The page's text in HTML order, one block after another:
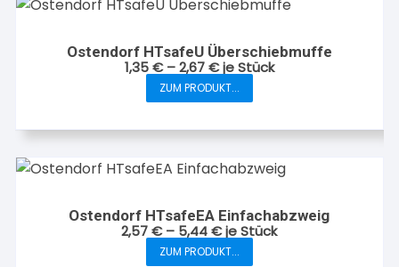
auf.
Die
Optionen
können
auf
Produktseite
werden
Ostendorf HTsafeU Überschiebmuffe
1,35€–2,67€je Stück
ZUM PRODUKT...
Dieses
weist
mehrere
Die
Optionen
Ostendorf HTsafeEA Einfachabzweig
2,57€– 5,44€je Stück
ZUM PRODUKT...
Dieses